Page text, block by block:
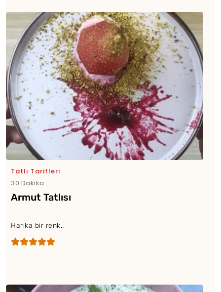
Tatlı Tarifleri
30 Dakika
Armut Tatlısı
Harika bir renk..